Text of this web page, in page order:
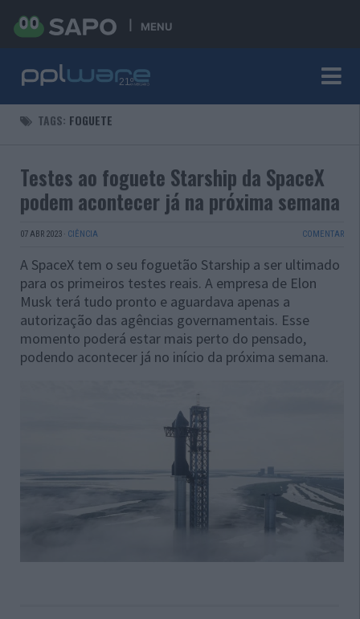
MENU
TAGS: FOGUETE
Testes ao foguete Starship da SpaceX
podem acontecer já na próxima semana
07 ABR 2023 · CIÊNCIA COMENTAR
A SpaceX tem o seu foguetão Starship a ser ultimado
para os primeiros testes reais. A empresa de Elon
Musk terá tudo pronto e aguardava apenas a
autorização das agências governamentais. Esse
momento poderá estar mais perto do pensado,
podendo acontecer já no início da próxima semana.